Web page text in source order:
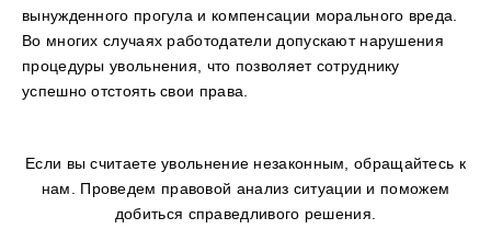
вынужденного прогула и компенсации морального вреда.
Во многих случаях работодатели допускают нарушения
процедуры увольнения, что позволяет сотруднику
успешно отстоять свои права.
Если вы считаете увольнение незаконным, обращайтесь к
нам. Проведем правовой анализ ситуации и поможем
добиться справедливого решения.